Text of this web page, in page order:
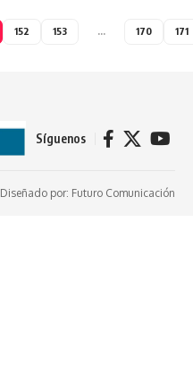
152 153 … 170 171
Síguenos
Diseñado por: Futuro Comunicación